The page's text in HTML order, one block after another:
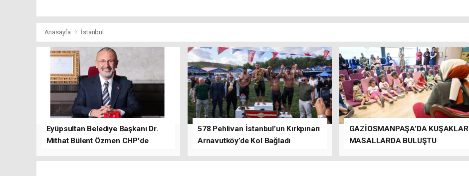
Anasayfa İstanbul
Eyüpsultan Belediye Başkanı Dr.
Mithat Bülent Özmen CHP'de
578 Pehlivan İstanbul’un Kırkpınarı
Arnavutköy’de Kol Bağladı
GAZİOSMANPAŞA’DA KUŞAKLAR
MASALLARDA BULUŞTU